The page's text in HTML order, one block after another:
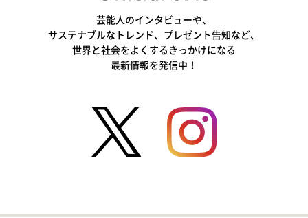
芸能人のインタビューや、
サステナブルなトレンド、プレゼント告知など、
世界と社会をよくするきっかけになる
最新情報を発信中！